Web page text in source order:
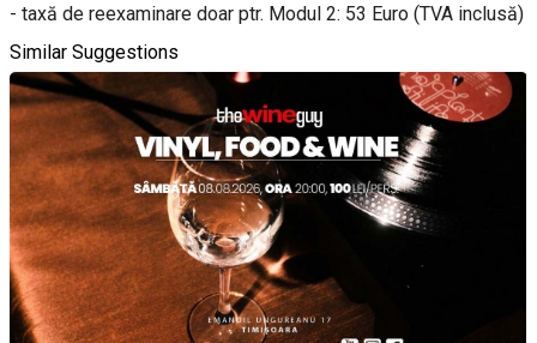
- taxă de reexaminare doar ptr. Modul 2: 53 Euro (TVA inclusă)
Similar Suggestions